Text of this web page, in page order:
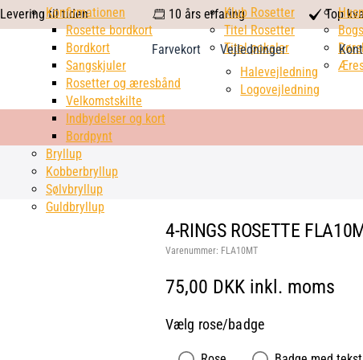
Levering til tiden calendar
10 års erfaring
check
mark
Top
Farvekort
Vejledninger
Halevejledning
Logovejledning
Konfirmationen
Rosette bordkort
Bordkort
Sangskjuler
Rosetter og æresbånd
Velkomstskilte
Indbydelser og kort
Bordpynt
Bryllup
Kobberbryllup
Sølvbryllup
Guldbryllup
Klub Rosetter
Titel Rosetter
Titel pokaler
4-RINGS ROSETTE
Varenummer: FLA10MT
75,00 DKK inkl. moms
Vælg rose/badge